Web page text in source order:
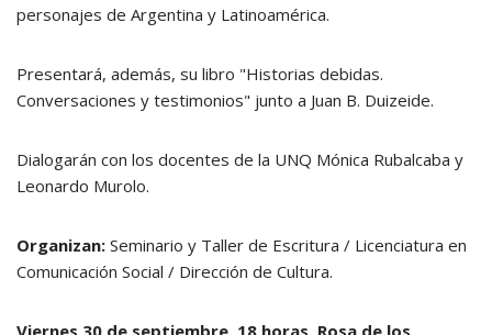
personajes de Argentina y Latinoamérica.
Presentará, además, su libro "Historias debidas.
Conversaciones y testimonios" junto a Juan B. Duizeide.
Dialogarán con los docentes de la UNQ Mónica Rubalcaba y
Leonardo Murolo.
Organizan: Seminario y Taller de Escritura / Licenciatura en
Comunicación Social / Dirección de Cultura.
Viernes 30 de septiembre, 18 horas, Rosa de los